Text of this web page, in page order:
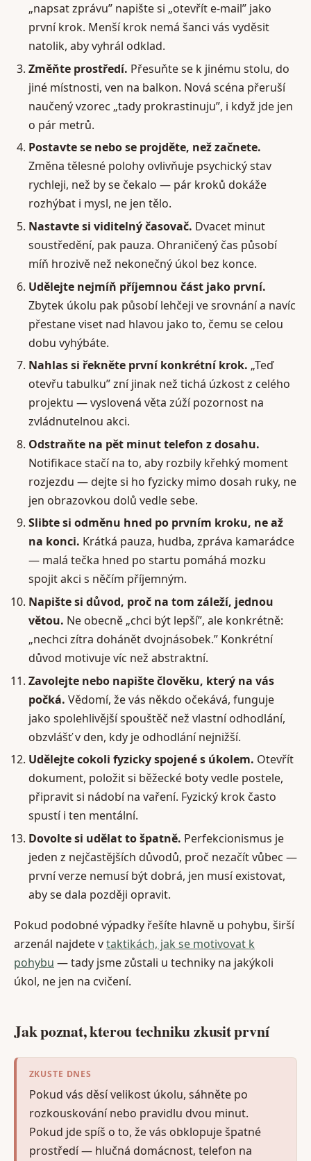
„napsat zprávu” napište si „otevřít e-mail” jako
první krok. Menší krok nemá šanci vás vyděsit
natolik, aby vyhrál odklad.
Změňte prostředí. Přesuňte se k jinému stolu, do
jiné místnosti, ven na balkon. Nová scéna přeruší
naučený vzorec „tady prokrastinuju”, i když jde jen
o pár metrů.
Postavte se nebo se projděte, než začnete.
Změna tělesné polohy ovlivňuje psychický stav
rychleji, než by se čekalo — pár kroků dokáže
rozhýbat i mysl, ne jen tělo.
Nastavte si viditelný časovač. Dvacet minut
soustředění, pak pauza. Ohraničený čas působí
míň hrozivě než nekonečný úkol bez konce.
Udělejte nejmíň příjemnou část jako první.
Zbytek úkolu pak působí lehčeji ve srovnání a navíc
přestane viset nad hlavou jako to, čemu se celou
dobu vyhýbáte.
Nahlas si řekněte první konkrétní krok. „Teď
otevřu tabulku” zní jinak než tichá úzkost z celého
projektu — vyslovená věta zúží pozornost na
zvládnutelnou akci.
Odstraňte na pět minut telefon z dosahu.
Notifikace stačí na to, aby rozbily křehký moment
rozjezdu — dejte si ho fyzicky mimo dosah ruky, ne
jen obrazovkou dolů vedle sebe.
Slibte si odměnu hned po prvním kroku, ne až
na konci. Krátká pauza, hudba, zpráva kamarádce
— malá tečka hned po startu pomáhá mozku
spojit akci s něčím příjemným.
Napište si důvod, proč na tom záleží, jednou
větou. Ne obecně „chci být lepší”, ale konkrétně:
„nechci zítra dohánět dvojnásobek.” Konkrétní
důvod motivuje víc než abstraktní.
Zavolejte nebo napište člověku, který na vás
počká. Vědomí, že vás někdo očekává, funguje
jako spolehlivější spouštěč než vlastní odhodlání,
obzvlášť v den, kdy je odhodlání nejnižší.
Udělejte cokoli fyzicky spojené s úkolem. Otevřít
dokument, položit si běžecké boty vedle postele,
připravit si nádobí na vaření. Fyzický krok často
spustí i ten mentální.
Dovolte si udělat to špatně. Perfekcionismus je
jeden z nejčastějších důvodů, proč nezačít vůbec —
první verze nemusí být dobrá, jen musí existovat,
aby se dala později opravit.
Pokud podobné výpadky řešíte hlavně u pohybu, širší
arzenál najdete vtaktikách, jak se motivovat k
pohybu — tady jsme zůstali u techniky na jakýkoli
úkol, ne jen na cvičení.
Jak poznat, kterou techniku zkusit první
ZKUSTE DNES
Pokud vás děsí velikost úkolu, sáhněte po
rozkouskování nebo pravidlu dvou minut.
Pokud jde spíš o to, že vás obklopuje špatné
prostředí — hlučná domácnost, telefon na